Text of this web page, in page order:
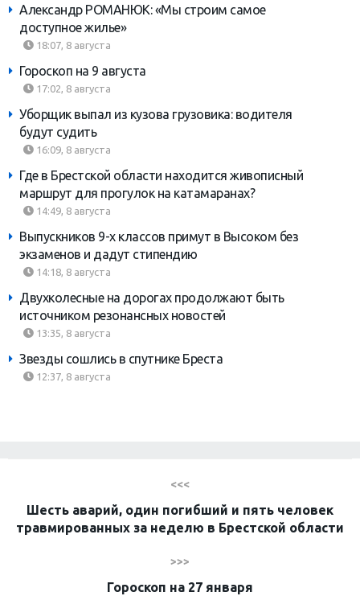
Александр РОМАНЮК: «Мы строим самое
доступное жилье»
18:07, 8 августа
Гороскоп на 9 августа
17:02, 8 августа
Уборщик выпал из кузова грузовика: водителя
будут судить
16:09, 8 августа
Где в Брестской области находится живописный
маршрут для прогулок на катамаранах?
14:49, 8 августа
Выпускников 9-х классов примут в Высоком без
экзаменов и дадут стипендию
14:18, 8 августа
Двухколесные на дорогах продолжают быть
источником резонансных новостей
13:35, 8 августа
Звезды сошлись в спутнике Бреста
12:37, 8 августа
<<<
Шесть аварий, один погибший и пять человек
травмированных за неделю в Брестской области
>>>
Гороскоп на 27 января